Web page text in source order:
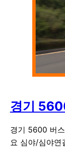
경기
경기 5600 버
요 심야/심야연